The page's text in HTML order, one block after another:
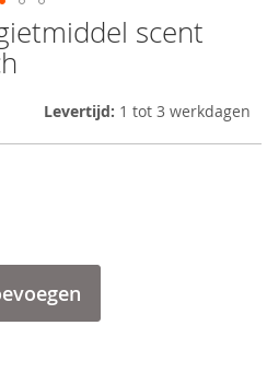
scent
Levertijd: 1 tot 3 werkdagen